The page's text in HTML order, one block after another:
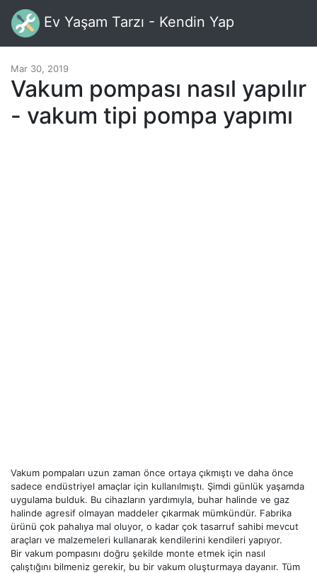
Ev Yaşam Tarzı - Kendin Yap
Mar 30, 2019
Vakum pompası nasıl yapılır
- vakum tipi pompa yapımı
Vakum pompaları uzun zaman önce ortaya çıkmıştı ve daha önce
sadece endüstriyel amaçlar için kullanılmıştı. Şimdi günlük yaşamda
uygulama bulduk. Bu cihazların yardımıyla, buhar halinde ve gaz
halinde agresif olmayan maddeler çıkarmak mümkündür. Fabrika
ürünü çok pahalıya mal oluyor, o kadar çok tasarruf sahibi mevcut
araçları ve malzemeleri kullanarak kendilerini kendileri yapıyor.
Bir vakum pompasını doğru şekilde monte etmek için nasıl
çalıştığını bilmeniz gerekir, bu bir vakum oluşturmaya dayanır. Tüm